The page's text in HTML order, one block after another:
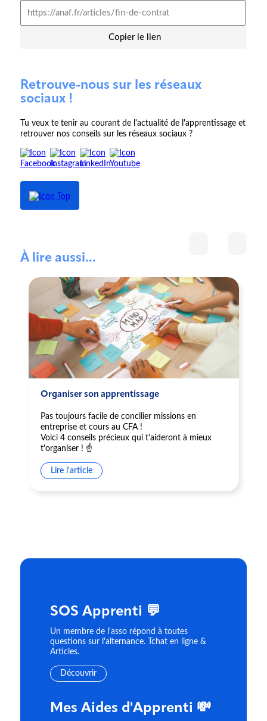
Copier le lien
Retrouve-nous sur les réseaux
sociaux !
Tu veux te tenir au courant de l'actualité de l'apprentissage et
retrouver nos conseils sur les réseaux sociaux ?
À lire aussi...
Organiser son apprentissage
Pas toujours facile de concilier missions en
entreprise et cours au CFA !
Voici 4 conseils précieux qui t'aideront à mieux
t'organiser ! ☝️
Lire l'article
SOS Apprenti 💬
Un membre de l'asso répond à toutes
questions sur l'alternance. Tchat en ligne &
Articles.
Découvrir
Mes Aides d'Apprenti 💸